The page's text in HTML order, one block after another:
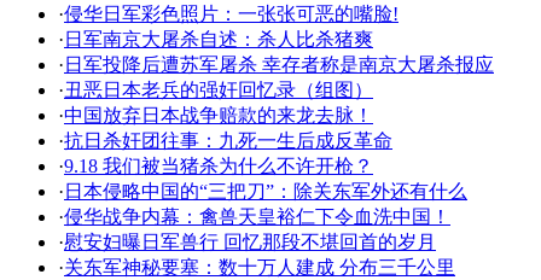
·侵华日军彩色照片：一张张可恶的嘴脸!
· 日军南京大屠杀自述：杀人比杀猪爽
· 日军投降后遭苏军屠杀 幸存者称是南京大屠杀报应
·丑恶日本老兵的强奸回忆录（组图）
·中国放弃日本战争赔款的来龙去脉！
·抗日杀奸团往事：九死一生后成反革命
·9.18 我们被当猪杀为什么不许开枪？
· 日本侵略中国的“三把刀”：除关东军外还有什么
·侵华战争内幕：禽兽天皇裕仁下令血洗中国！
·慰安妇曝日军兽行 回忆那段不堪回首的岁月
·关东军神秘要塞：数十万人建成 分布三千公里